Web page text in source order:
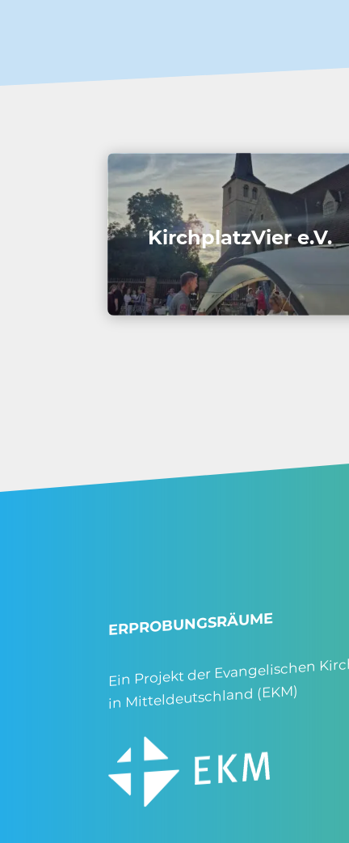
Kirch­platz­Vier e.V.
ERPROBUNGSRÄUME
Ein Projekt der Evangelischen
in Mitteldeutschland (EKM)